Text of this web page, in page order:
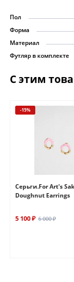
Пол
Форма
Материал
Футляр в комплекте
С этим
-15%
Серьги.For Art's
Doughnut Earrings
5 100 ₽ 6 000 ₽